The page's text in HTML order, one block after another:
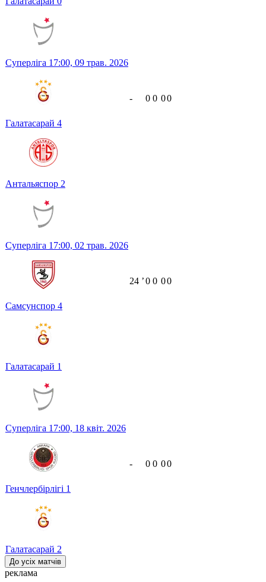
Суперліга 17:00, 09 трав. 2026
Галатасарай 4
Антальяспор 2
- 0 0 00
Суперліга 17:00, 02 трав. 2026
Самсунспор 4
Галатасарай 1
24 ʼ0 0 00
Суперліга 17:00, 18 квіт. 2026
Генчлербірлігі 1
Галатасарай 2
- 0 0 00
До усіх матчів
реклама